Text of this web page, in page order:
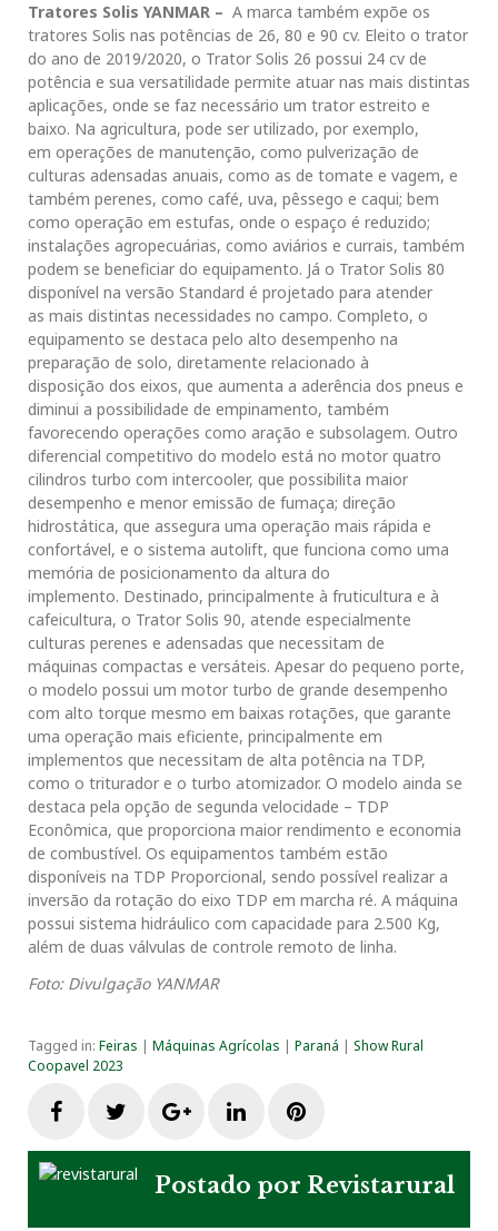
Tratores Solis YANMAR – A marca também expõe os
tratores Solis nas potências de 26, 80 e 90 cv. Eleito o trator
do ano de 2019/2020, o Trator Solis 26 possui 24 cv de
potência e sua versatilidade permite atuar nas mais distintas
aplicações, onde se faz necessário um trator estreito e
baixo. Na agricultura, pode ser utilizado, por exemplo,
em operações de manutenção, como pulverização de
culturas adensadas anuais, como as de tomate e vagem, e
também perenes, como café, uva, pêssego e caqui; bem
como operação em estufas, onde o espaço é reduzido;
instalações agropecuárias, como aviários e currais, também
podem se beneficiar do equipamento. Já o Trator Solis 80
disponível na versão Standard é projetado para atender
as mais distintas necessidades no campo. Completo, o
equipamento se destaca pelo alto desempenho na
preparação de solo, diretamente relacionado à
disposição dos eixos, que aumenta a aderência dos pneus e
diminui a possibilidade de empinamento, também
favorecendo operações como aração e subsolagem. Outro
diferencial competitivo do modelo está no motor quatro
cilindros turbo com intercooler, que possibilita maior
desempenho e menor emissão de fumaça; direção
hidrostática, que assegura uma operação mais rápida e
confortável, e o sistema autolift, que funciona como uma
memória de posicionamento da altura do
implemento. Destinado, principalmente à fruticultura e à
cafeicultura, o Trator Solis 90, atende especialmente
culturas perenes e adensadas que necessitam de
máquinas compactas e versáteis. Apesar do pequeno porte,
o modelo possui um motor turbo de grande desempenho
com alto torque mesmo em baixas rotações, que garante
uma operação mais eficiente, principalmente em
implementos que necessitam de alta potência na TDP,
como o triturador e o turbo atomizador. O modelo ainda se
destaca pela opção de segunda velocidade – TDP
Econômica, que proporciona maior rendimento e economia
de combustível. Os equipamentos também estão
disponíveis na TDP Proporcional, sendo possível realizar a
inversão da rotação do eixo TDP em marcha ré. A máquina
possui sistema hidráulico com capacidade para 2.500 Kg,
além de duas válvulas de controle remoto de linha.
Foto: Divulgação YANMAR
Tagged in: Feiras | Máquinas Agrícolas | Paraná | Show Rural
Coopavel 2023
a
w
G
i
Postado por Revistarural